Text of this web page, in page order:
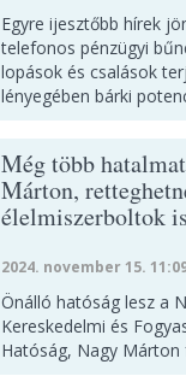
Egyre ijesztőbb hírek
telefonos pénzügyi
lopások és csalások
lényegében bárki
Még több
Márton,
élelmiszerboltok
2024. november 15.
Önálló hatóság lesz a
Kereskedelmi és
Hatóság, Nagy Márton